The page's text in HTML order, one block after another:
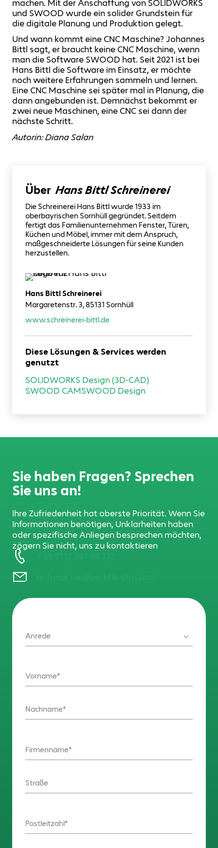
machen. Mit der Anschaffung von SOLIDWORKS
und SWOOD wurde ein solider Grundstein für
die digitale Planung und Produktion gelegt.
Und wann kommt eine CNC Maschine? Johannes
Bittl sagt, er braucht keine CNC Maschine, wenn
man die Software SWOOD hat. Seit 2021 ist bei
Hans Bittl die Software im Einsatz, er möchte
noch weitere Erfahrungen sammeln und lernen.
Eine CNC Maschine sei später mal in Planung, die
dann angebunden ist. Demnächst bekommt er
zwei neue Maschinen, eine CNC sei dann der
nächste Schritt.
Autorin: Diana Salan
Über Hans Bittl Schreinerei
Die Schreinerei Hans Bittl wurde 1933 im
oberbayrischen Sornhüll gegründet. Seitdem
fertigt das Familienunternehmen Fenster, Türen,
Küchen und Möbel, immer mit dem Anspruch,
maßgeschneiderte Lösungen für seine Kunden
herzustellen.
Hans Bittl Schreinerei
Margaretenstr. 3, 85131 Sornhüll
www.schreinerei-bittl.de
Diese Lösungen & Services werden
genutzt
SOLIDWORKS Design (3D-CAD)
SWOOD CAMSWOOD Design
Sie haben Fragen? Sprechen
Sie uns an!
Ihre Zufriedenheit hat oberste Priorität. Wenn Sie
Informationen benötigen, Unklarheiten haben
oder spezifische Anliegen besprechen möchten,
zögern Sie nicht, uns zu kontaktieren
Anrede
Vorname
Nachname
Firmenname
Straße
Postleitzahl